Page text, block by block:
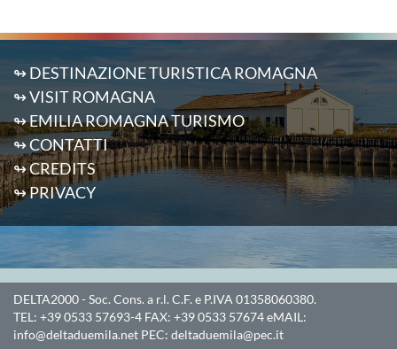
↬ DESTINAZIONE TURISTICA ROMAGNA
↬ VISIT ROMAGNA
↬ EMILIA ROMAGNA TURISMO
↬ CONTATTI
↬ CREDITS
↬ PRIVACY
DELTA2000- Soc. Cons. a r.l. C.F. e P.IVA 01358060380.
TEL: +39 0533 57693-4 FAX: +39 0533 57674eMAIL:
info@deltaduemila.net PEC: deltaduemila@pec.it